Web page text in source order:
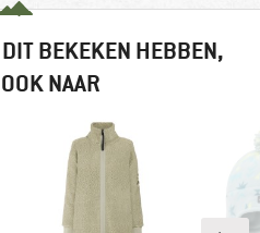
BEKEKEN HEBBEN,
NAAR